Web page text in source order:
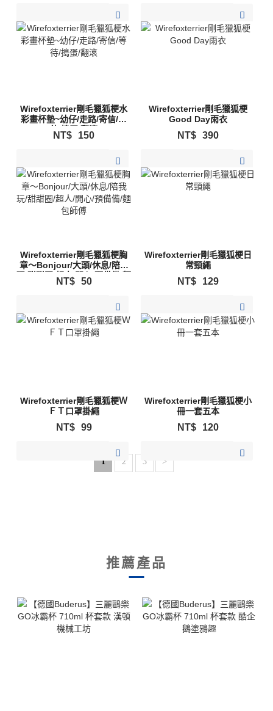
Wirefoxterrier剛毛獵狐梗水
彩畫杯墊~幼仔/走路/寄信/等
待/搗蛋/翻滾
NT$ 150
Wirefoxterrier剛毛獵狐梗
Good Day雨衣
NT$ 390
Wirefoxterrier剛毛獵狐梗胸
章～Bonjour/大頭/休息/陪我
玩/甜甜圈/超人/開心/預備備/麵
包師傅
NT$ 50
Wirefoxterrier剛毛獵狐梗日
常頸繩
NT$ 129
Wirefoxterrier剛毛獵狐梗Ｗ
ＦＴ口罩掛繩
NT$ 99
Wirefoxterrier剛毛獵狐梗小
冊一套五本
NT$ 120
1 2 3 >
推薦產品